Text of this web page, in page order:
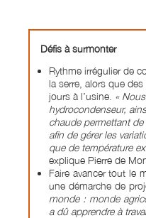
Défis à surmonter
Rythme irrégulier de
la serre, alors que
jours à l’usine. «
hydrocondenseur,
chaude permettant de
afin de gérer les
que de température
explique Pierre de
Faire avancer tout le
une démarche de
monde : monde
a dû apprendre à